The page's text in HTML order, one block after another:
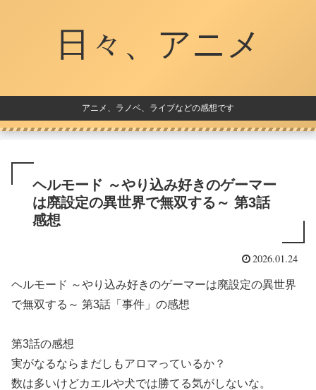
日々、アニメ
アニメ、ラノベ、ライブなどの感想です
ヘルモード ～やり込み好きのゲーマー
は廃設定の異世界で無双する～ 第3話
感想
2026.01.24
ヘルモード ～やり込み好きのゲーマーは廃設定の異世界
で無双する～ 第3話「事件」の感想
第3話の感想
実がなるならまだしもアロマっているか？
数は多いけどカエルや犬では勝てる気がしないな。